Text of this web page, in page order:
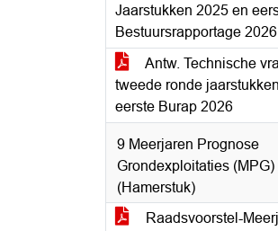
Jaarstukken 2025 en
Bestuursrapportage 2026
Antw. Technische
tweede ronde
eerste Burap 2026
9 Meerjaren Prognose
Grondexploitaties (MPG)
(Hamerstuk)
Raadsvoorstel-